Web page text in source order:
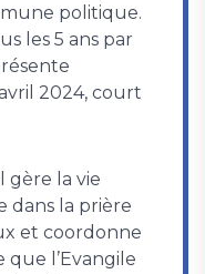
politique.
les 5 ans par
2024, court
gère la vie
dans la prière
et coordonne
l’Evangile